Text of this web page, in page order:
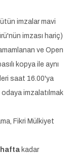
imzalar mavi
imzası hariç)
ve Open
kopya ile aynı
saat 16.00'ya
imzalatılmak
Fikri Mülkiyet
hafta kadar